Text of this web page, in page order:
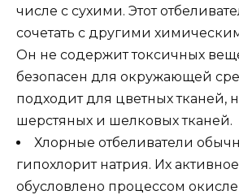
числе с сухими. Этот
сочетать с другими
Он не содержит токсичных
безопасен для окружающей
подходит для цветных тканей,
шерстяных и шелковых тканей.
Хлорные отбеливатели
гипохлорит натрия. Их
обусловлено процессом